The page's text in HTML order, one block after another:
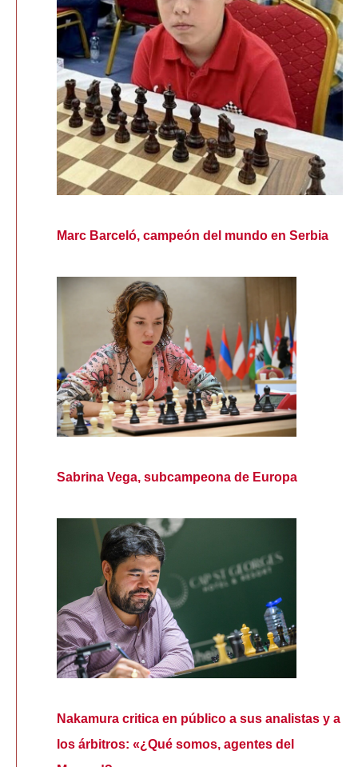
Marc Barceló, campeón del mundo en Serbia
Sabrina Vega, subcampeona de Europa
Nakamura critica en público a sus analistas y a
los árbitros: «¿Qué somos, agentes del